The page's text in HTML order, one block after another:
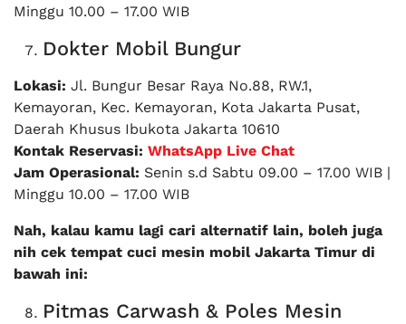
Minggu 10.00 – 17.00 WIB
Dokter Mobil Bungur
Lokasi: Jl. Bungur Besar Raya No.88, RW.1,
Kemayoran, Kec. Kemayoran, Kota Jakarta Pusat,
Daerah Khusus Ibukota Jakarta 10610
Kontak Reservasi: WhatsApp Live Chat
Jam Operasional: Senin s.d Sabtu 09.00 – 17.00 WIB |
Minggu 10.00 – 17.00 WIB
Nah, kalau kamu lagi cari alternatif lain, boleh juga
nih cek tempat cuci mesin mobil Jakarta Timur di
bawah ini:
Pitmas Carwash & Poles Mesin